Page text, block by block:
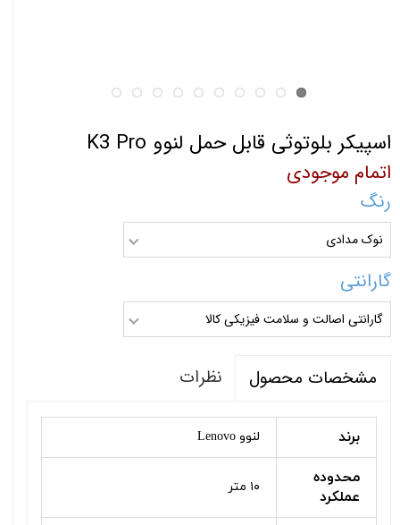
اسپیکر بلوتوثی قابل حمل لنوو K3 Pro
اتمام موجودی
رنگ
نوک مدادی
گارانتی
گارانتی اصالت و سلامت فیزیکی کالا
مشخصات محصول نظرات
برند لنوو Lenovo
محدوده
عملکرد
۱۰ متر